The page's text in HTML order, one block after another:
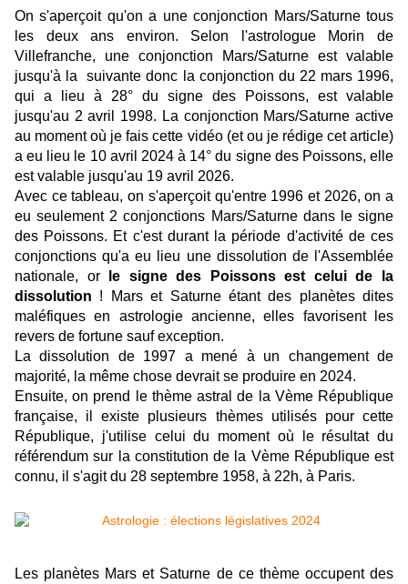
On s'aperçoit qu'on a une conjonction Mars/Saturne tous
les deux ans environ. Selon l'astrologue Morin de
Villefranche, une conjonction Mars/Saturne est valable
jusqu'à la suivante donc la conjonction du 22 mars 1996,
qui a lieu à 28° du signe des Poissons, est valable
jusqu'au 2 avril 1998. La conjonction Mars/Saturne active
au moment où je fais cette vidéo (et ou je rédige cet article)
a eu lieu le 10 avril 2024 à 14° du signe des Poissons, elle
est valable jusqu'au 19 avril 2026.
Avec ce tableau, on s'aperçoit qu'entre 1996 et 2026, on a
eu seulement 2 conjonctions Mars/Saturne dans le signe
des Poissons. Et c'est durant la période d'activité de ces
conjonctions qu'a eu lieu une dissolution de l'Assemblée
nationale, or
le signe des Poissons est celui de la
dissolution ! Mars et Saturne étant des planètes dites
maléfiques en astrologie ancienne, elles favorisent les
revers de fortune sauf exception.
La dissolution de 1997 a mené à un changement de
majorité, la même chose devrait se produire en 2024.
Ensuite, on prend le thème astral de la Vème République
française, il existe plusieurs thèmes utilisés pour cette
République, j'utilise celui du moment où le résultat du
référendum sur la constitution de la Vème République est
connu, il s'agit du 28 septembre 1958, à 22h, à Paris.
Les planètes Mars et Saturne de ce thème occupent des